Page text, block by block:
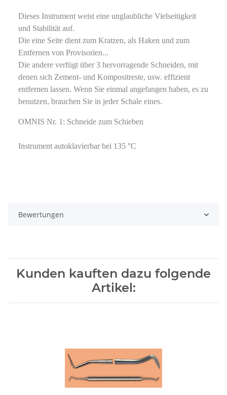
Dieses Instrument weist eine unglaubliche Vielseitigkeit
und Stabilität auf.
Die eine Seite dient zum Kratzen, als Haken und zum
Entfernen von Provisorien...
Die andere verfügt über 3 hervorragende Schneiden, mit
denen sich Zement- und Kompositreste, usw. effizient
entfernen lassen. Wenn Sie einmal angefangen haben, es zu
benutzen, brauchen Sie in jeder Schale eines.
OMNIS Nr. 1: Schneide zum Schieben
Instrument autoklavierbar bei 135 °C
Bewertungen
Kunden kauften dazu folgende
Artikel: